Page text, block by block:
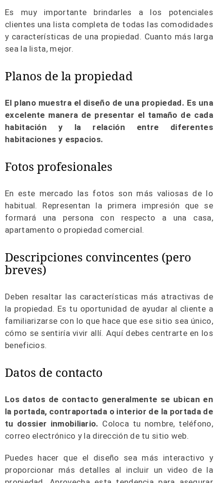
Es muy importante brindarles a los potenciales
clientes una lista completa de todas las comodidades
y características de una propiedad. Cuanto más larga
sea la lista, mejor.
Planos de la propiedad
El plano muestra el diseño de una propiedad. Es una
excelente manera de presentar el tamaño de cada
habitación y la relación entre diferentes
habitaciones y espacios.
Fotos profesionales
En este mercado las fotos son más valiosas de lo
habitual. Representan la primera impresión que se
formará una persona con respecto a una casa,
apartamento o propiedad comercial.
Descripciones convincentes (pero
breves)
Deben resaltar las características más atractivas de
la propiedad. Es tu oportunidad de ayudar al cliente a
familiarizarse con lo que hace que ese sitio sea único,
cómo se sentiría vivir allí. Aquí debes centrarte en los
beneficios.
Datos de contacto
Los datos de contacto generalmente se ubican en
la portada, contraportada o interior de la portada de
tu dossier inmobiliario. Coloca tu nombre, teléfono,
correo electrónico y la dirección de tu sitio web.
Puedes hacer que el diseño sea más interactivo y
proporcionar más detalles al incluir un video de la